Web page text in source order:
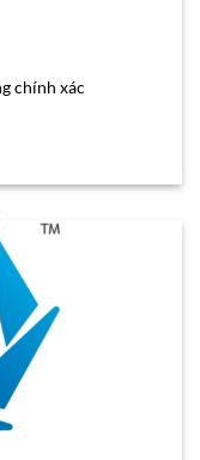
chính xác